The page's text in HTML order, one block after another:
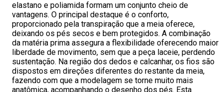
elastano e poliamida formam um conjunto cheio de
vantagens. O principal destaque é o conforto,
proporcionado pela transpiração que a meia oferece,
deixando os pés secos e bem protegidos. A combinação
da matéria prima assegura a flexibilidade oferecendo maior
liberdade de movimento, sem que a peça laceie, perdendo
sustentação. Na região dos dedos e calcanhar, os fios são
dispostos em direções diferentes do restante da meia,
fazendo com que a modelagem se torne muito mais
anatômica, acompanhando o desenho dos pés. Esta